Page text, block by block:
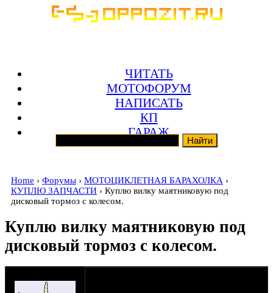
ЧИТАТЬ
МОТОФОРУМ
НАПИСАТЬ
КП
ГАРАЖ
Home › Форумы › МОТОЦИКЛЕТНАЯ БАРАХОЛКА ›
КУПЛЮ ЗАПЧАСТИ › Куплю вилку маятниковую под
дисковый тормоз с колесом.
Куплю вилку маятниковую под
дисковый тормоз с колесом.